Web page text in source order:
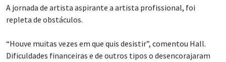
A jornada de artista aspirante a artista profissional, foi
repleta de obstáculos.
“Houve muitas vezes em que quis desistir”, comentou Hall.
Dificuldades financeiras e de outros tipos o desencorajaram